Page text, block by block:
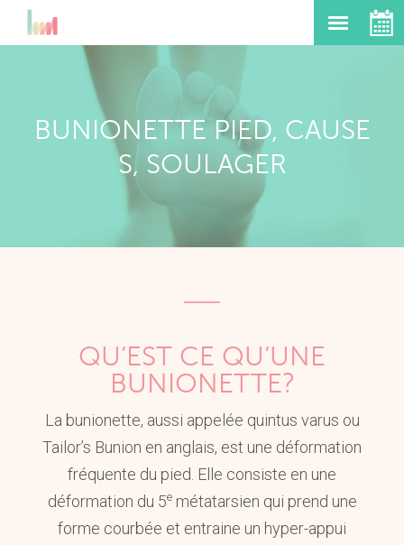
BUNIONETTE PIED, CAUSE
S, SOULAGER
QU’EST CE QU’UNE
BUNIONETTE?
La bunionette, aussi appelée quintus varus ou
Tailor’s Bunion en anglais, est une déformation
fréquente du pied. Elle consiste en une
déformation du 5emétatarsien qui prend une
forme courbée et entraine un hyper-appui